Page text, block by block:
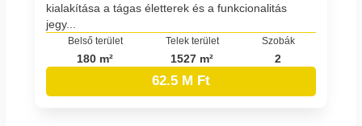
kialakítása a tágas életterek és a funkcionalitás
jegy...
Belső terület
180 m²
Telek terület
1527 m²
Szobák
2
62.5 M Ft